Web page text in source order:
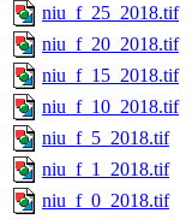
niu_f_25_2018.tif
niu_f_20_2018.tif
niu_f_15_2018.tif
niu_f_10_2018.tif
niu_f_5_2018.tif
niu_f_1_2018.tif
niu_f_0_2018.tif